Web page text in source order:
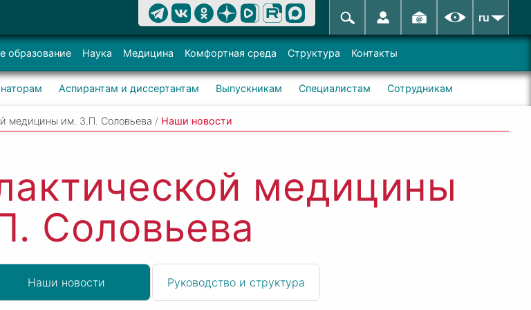
ru
образование Наука Медицина Комфортная среда Структура Контакты
Аспирантам и диссертантам Выпускникам Специалистам Сотрудникам
медицины им. З.П. Соловьева / Наши новости
медицины
Соловьева
Наши новости Руководство и структура